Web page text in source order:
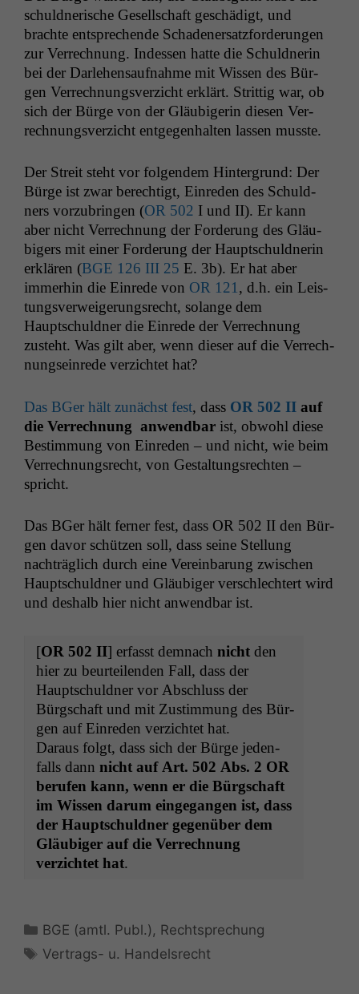
schuld­ner­ische Gesellschaft geschädigt, und
brachte entsprechende Schaden­er­satz­forderun­gen
zur Ver­rech­nung. Indessen hat­te die Schuld­ner­in
bei der Dar­lehen­sauf­nahme mit Wis­sen des Bür­
gen Ver­rech­nungsverzicht erk­lärt. Strit­tig war, ob
sich der Bürge von der Gläu­bigerin diesen Ver­
rech­nungsverzicht ent­ge­gen­hal­ten lassen musste.
Der Stre­it ste­ht vor fol­gen­dem Hin­ter­grund: Der
Bürge ist zwar berechtigt, Einre­den des Schuld­
ners vorzubrin­gen (OR 502 I und II). Er kann
aber nicht Ver­rech­nung der Forderung des Gläu­
bigers mit ein­er Forderung der Hauptschuld­ner­in
erk­lären (BGE 126 III 25 E. 3b). Er hat aber
immer­hin die Einrede von OR 121 , d.h. ein Leis­
tungsver­weigerungsrecht, solange dem
Hauptschuld­ner die Einrede der Ver­rech­nung
zuste­ht. Was gilt aber, wenn dieser auf die Ver­rech­
nung­seinrede verzichtet hat?
Das BGer hält zunächst fest, dass OR 502 II auf
die Ver­rech­nung anwend­bar ist, obwohl diese
Bes­tim­mung von Einre­den – und nicht, wie beim
Ver­rech­nungsrecht, von Gestal­tungsrecht­en –
spricht.
Das BGer hält fern­er fest, dass OR 502 II den Bür­
gen davor schützen soll, dass seine Stel­lung
nachträglich durch eine Vere­in­barung zwis­chen
Hauptschuld­ner und Gläu­biger ver­schlechtert wird
und deshalb hier nicht anwend­bar ist.
[OR 502 II] erfasst dem­nach nicht den
hier zu beurteilen­den Fall, dass der
Hauptschuld­ner vor Abschluss der
Bürgschaft und mit Zus­tim­mung des Bür­
gen auf Einre­den verzichtet hat.
Daraus fol­gt, dass sich der Bürge jeden­
falls dann nicht auf Art. 502 Abs. 2 OR
berufen kann, wenn er die Bürgschaft
im Wis­sen darum einge­gan­gen ist, dass
der Hauptschuld­ner gegenüber dem
Gläu­biger auf die Ver­rech­nung
verzichtet hat.
Kategorien
BGE (amtl. Publ.) , Rechtsprechung
Schlagwörter
Vertrags- u. Handelsrecht